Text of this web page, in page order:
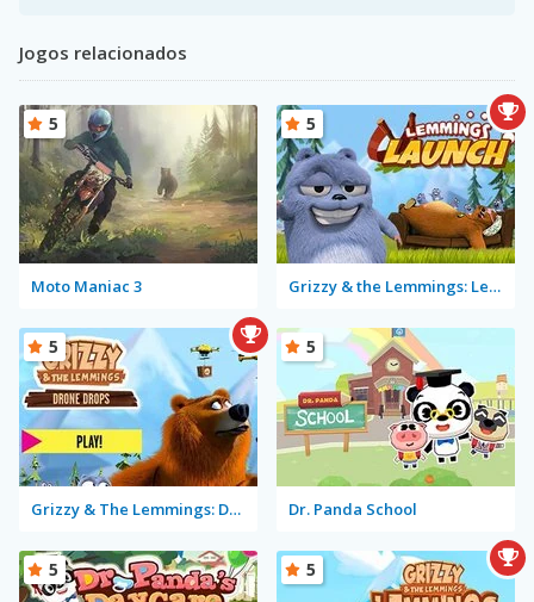
Jogos relacionados
Moto Maniac 3
5
Grizzy & the Lemmings: Lemmings Launch
5
Grizzy & The Lemmings: Drone Drops
5
Dr. Panda School
5
5 5